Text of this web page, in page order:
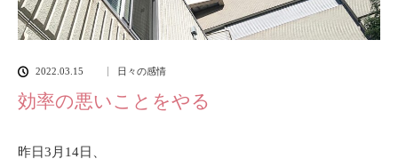
2022.03.15 日々の感情
効率の悪いことをやる
昨日3月14日、